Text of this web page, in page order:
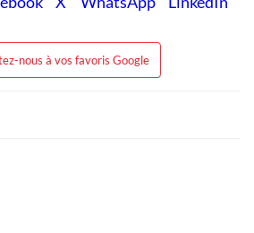
nous à vos favoris Google